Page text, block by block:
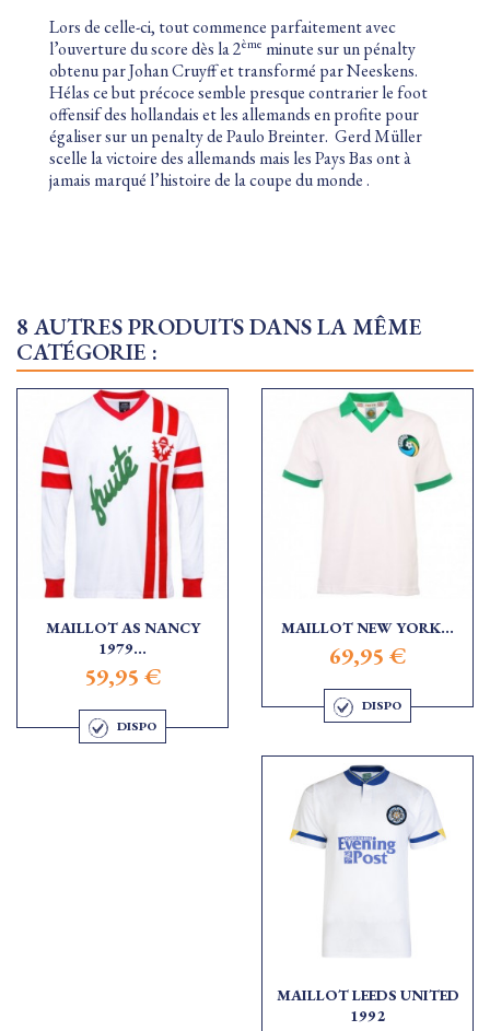
Lors de celle-ci, tout commence parfaitement avec
l’ouverture du score dès la 2ème minute sur un pénalty
obtenu par Johan Cruyff et transformé par Neeskens.
Hélas ce but précoce semble presque contrarier le foot
offensif des hollandais et les allemands en profite pour
égaliser sur un penalty de Paulo Breinter. Gerd Müller
scelle la victoire des allemands mais les Pays Bas ont à
jamais marqué l’histoire de la coupe du monde .
8 AUTRES PRODUITS DANS LA MÊME
CATÉGORIE :
MAILLOT AS NANCY
1979...
59,95 €
DISPO
MAILLOT NEW YORK...
69,95 €
DISPO
MAILLOT LEEDS UNITED
1992